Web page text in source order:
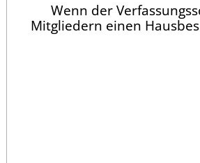
Wenn der
Mitgliedern einen